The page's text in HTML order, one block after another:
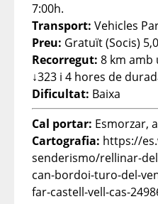
7:00h.
Transport: Vehicles
Preu: Gratuït (Socis)
Recorregut: 8 km amb
↓323 i 4 hores de
Dificultat: Baixa
Cal portar: Esmorzar,
Cartografia: https://
senderismo/rellinar-
can-bordoi-turo-del-
far-castell-vell-cas-